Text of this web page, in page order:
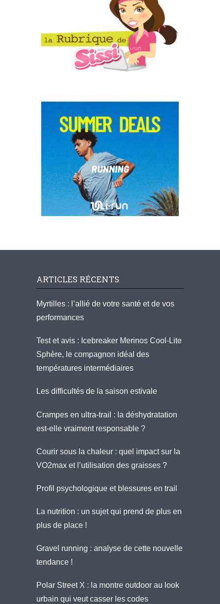
ARTICLES RÉCENTS
Myrtilles : l’allié de votre santé et de vos
performances
Test et avis : Icebreaker Merinos Cool-Lite
Sphère, le compagnon idéal des
températures intermédiaires
Les difficultés de la saison estivale
Crampes en ultra-trail : la déshydratation
est-elle vraiment responsable ?
Courir sous la chaleur : quel impact sur la
VO2max et l’utilisation des graisses ?
Profil psychologique et blessures en trail
La nutrition : un sujet qui prend de plus en
plus de place !
Gravel running : analyse de cette nouvelle
tendance !
Polar Street X : la montre outdoor au look
urbain qui veut casser les codes